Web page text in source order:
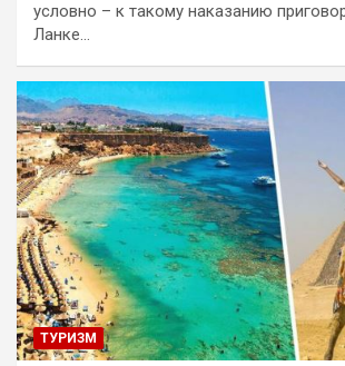
условно – к такому наказанию
Ланке…
ТУРИЗМ